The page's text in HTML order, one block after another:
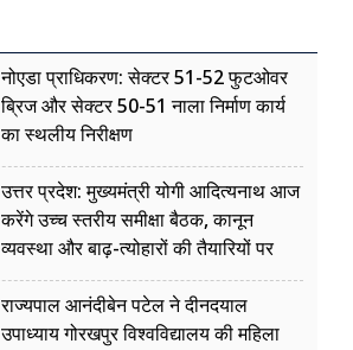
नोएडा प्राधिकरण: सेक्टर 51-52 फुटओवर
ब्रिज और सेक्टर 50-51 नाला निर्माण कार्य
का स्थलीय निरीक्षण
उत्तर प्रदेश: मुख्यमंत्री योगी आदित्यनाथ आज
करेंगे उच्च स्तरीय समीक्षा बैठक, कानून
व्यवस्था और बाढ़-त्योहारों की तैयारियों पर
नजर
राज्यपाल आनंदीबेन पटेल ने दीनदयाल
उपाध्याय गोरखपुर विश्वविद्यालय की महिला